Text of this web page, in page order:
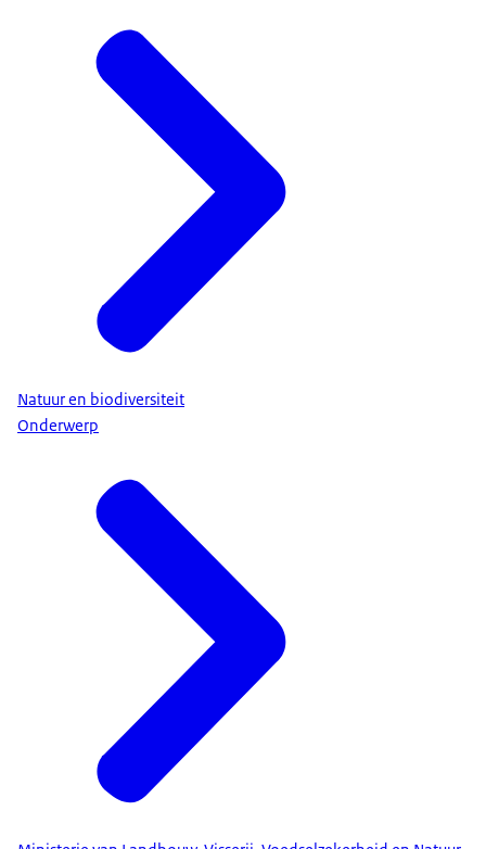
Natuur en biodiversiteit
Onderwerp